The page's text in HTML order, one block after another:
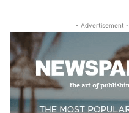
- Advertisement -